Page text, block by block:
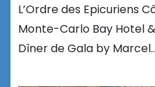
L’Ordre des Epicuriens
Monte-Carlo Bay Hotel
Dîner de Gala by